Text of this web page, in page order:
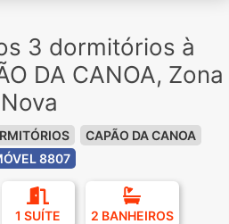
3 dormitórios à
DA CANOA, Zona
Nova
CAPÃO DA CANOA
8807
1 SUÍTE 2 BANHEIROS